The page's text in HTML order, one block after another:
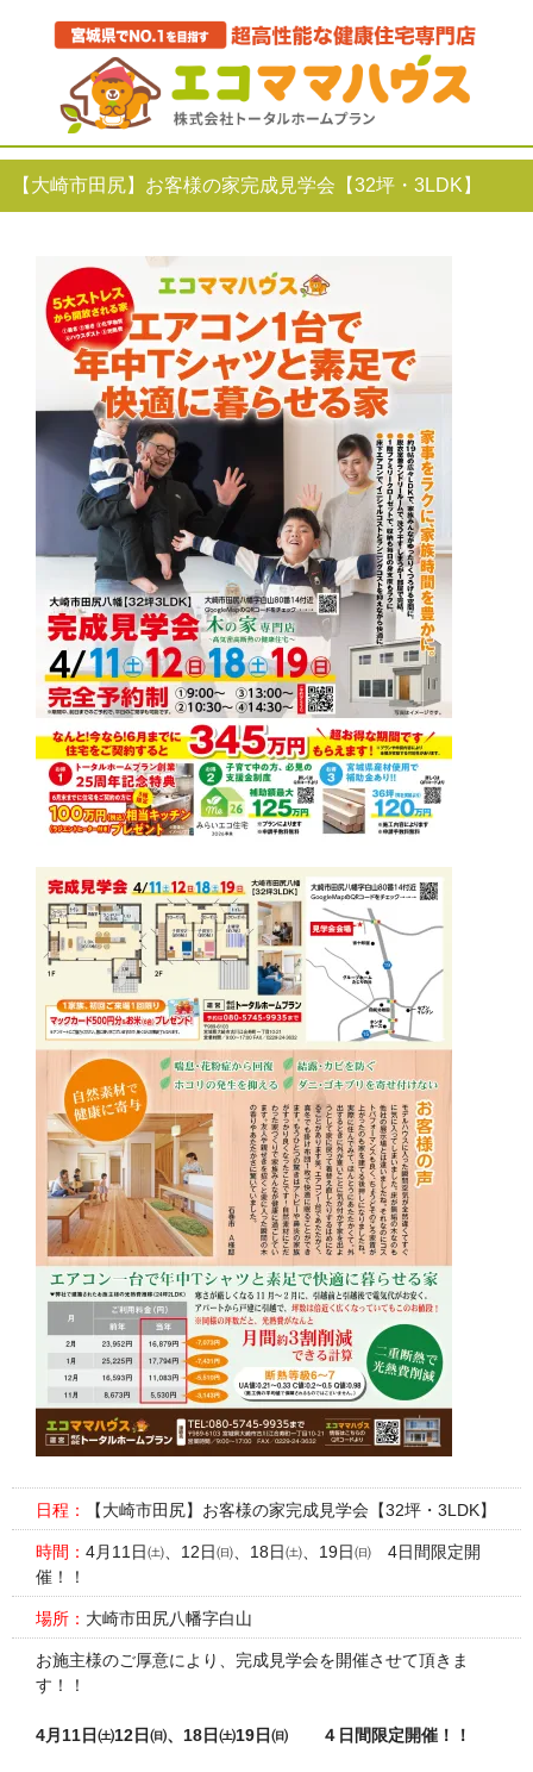
【大崎市田尻】お客様の家完成見学会【32坪・3LDK】
日程： 【大崎市田尻】お客様の家完成見学会【32坪・3LDK】
時間： 4月11日㈯、12日㈰、18日㈯、19日㈰ 4日間限定開
催！！
場所： 大崎市田尻八幡字白山
お施主様のご厚意により、完成見学会を開催させて頂きま
す！！
4月11日㈯12日㈰、18日㈯19日㈰ ４日間限定開催！！